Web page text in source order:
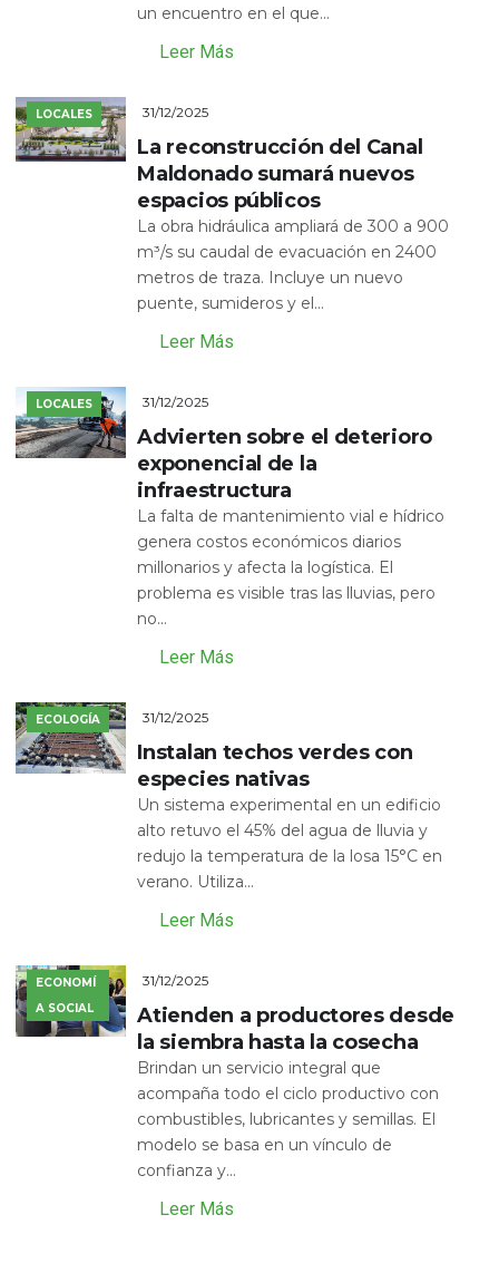
un encuentro en el que...
Leer Más
LOCALES 31/12/2025
La reconstrucción del Canal
Maldonado sumará nuevos
espacios públicos
La obra hidráulica ampliará de 300 a 900
m³/s su caudal de evacuación en 2400
metros de traza. Incluye un nuevo
puente, sumideros y el...
Leer Más
LOCALES 31/12/2025
Advierten sobre el deterioro
exponencial de la
infraestructura
La falta de mantenimiento vial e hídrico
genera costos económicos diarios
millonarios y afecta la logística. El
problema es visible tras las lluvias, pero
no...
Leer Más
ECOLOGÍA 31/12/2025
Instalan techos verdes con
especies nativas
Un sistema experimental en un edificio
alto retuvo el 45% del agua de lluvia y
redujo la temperatura de la losa 15°C en
verano. Utiliza...
Leer Más
ECONOMÍ
A SOCIAL
31/12/2025
Atienden a productores desde
la siembra hasta la cosecha
Brindan un servicio integral que
acompaña todo el ciclo productivo con
combustibles, lubricantes y semillas. El
modelo se basa en un vínculo de
confianza y...
Leer Más